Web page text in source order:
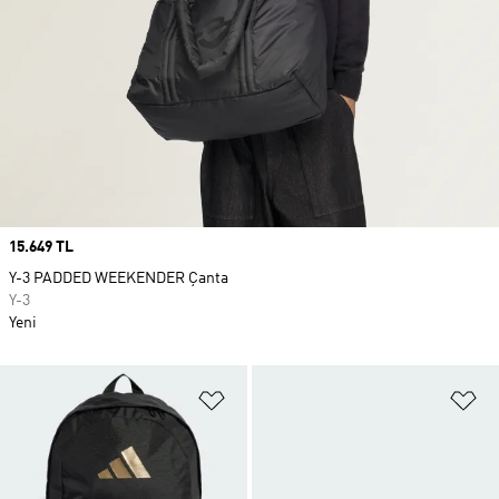
Price
15.649 TL
Y-3 PADDED WEEKENDER Çanta
Y-3
Yeni